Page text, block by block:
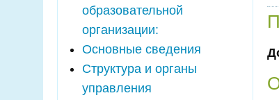
образовательной
организации:
Основные сведения
Структура и органы
управления